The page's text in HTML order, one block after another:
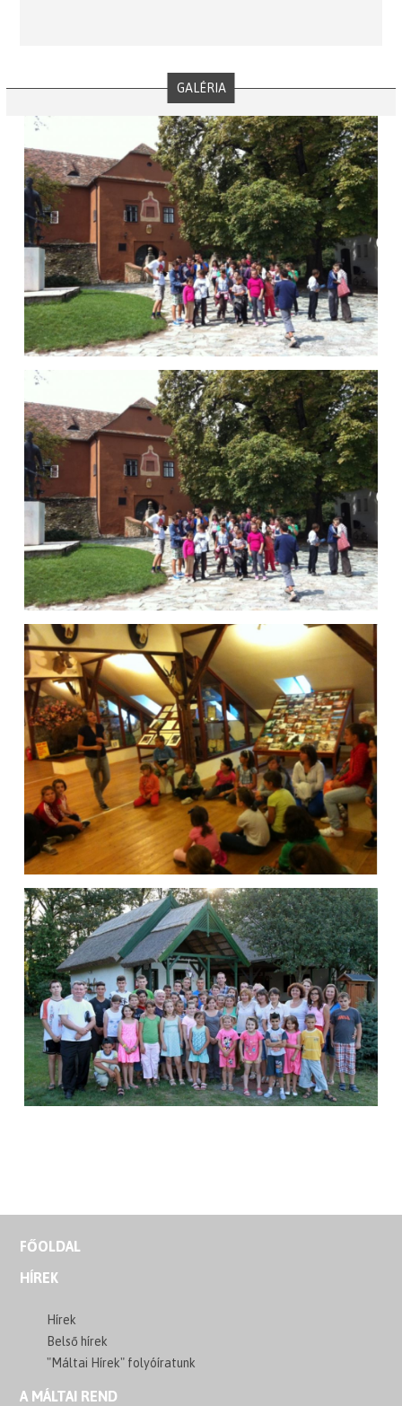
GALÉRIA
FŐOLDAL
HÍREK
Hírek
Belső hírek
"Máltai Hírek" folyóíratunk
A MÁLTAI REND